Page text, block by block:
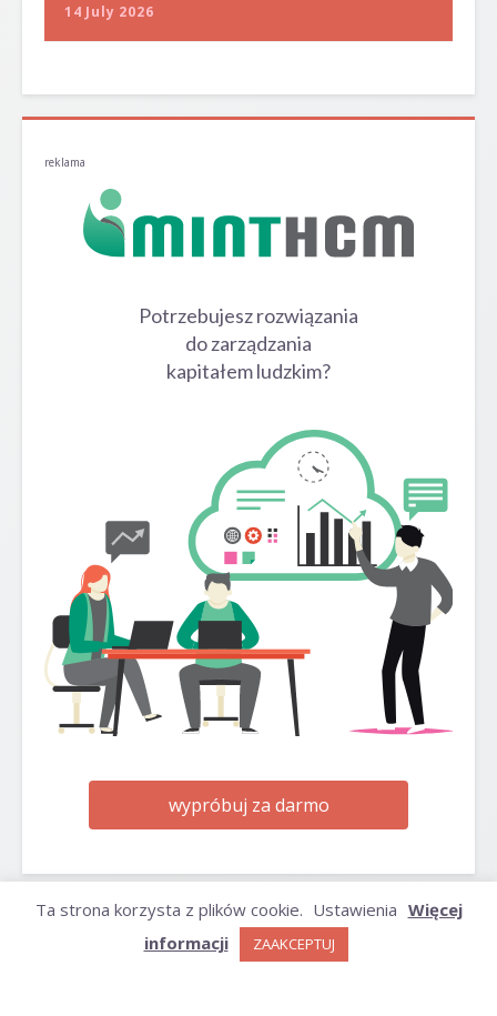
14 July 2026
reklama
Potrzebujesz rozwiązania
do zarządzania
kapitałem ludzkim?
wypróbuj za darmo
ARCHIWUM
Ta strona korzysta z plików cookie. Ustawienia Więcej
informacji
ZAAKCEPTUJ